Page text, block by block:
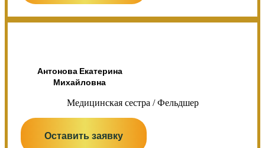
Антонова Екатерина
Михайловна
Медицинская сестра / Фельдшер
Оставить заявку